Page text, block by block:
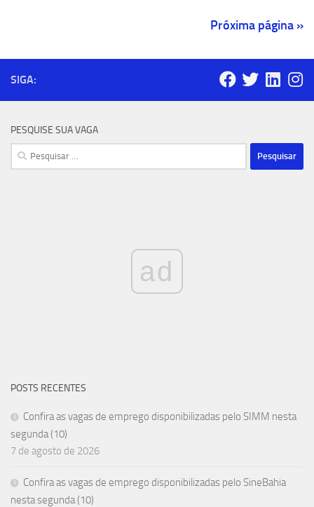
Próxima página »
SIGA:
PESQUISE SUA VAGA
Pesquisar
por:
ad
POSTS RECENTES
Confira as vagas de emprego disponibilizadas pelo SIMM nesta
segunda (10)
7 de agosto de 2026
Confira as vagas de emprego disponibilizadas pelo SineBahia
nesta segunda (10)